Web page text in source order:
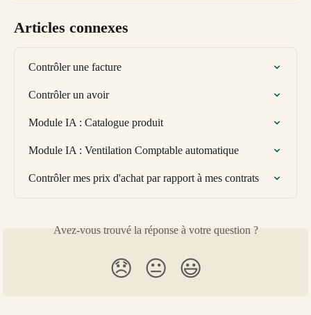
Articles connexes
Contrôler une facture
Contrôler un avoir
Module IA : Catalogue produit
Module IA : Ventilation Comptable automatique
Contrôler mes prix d'achat par rapport à mes contrats
Avez-vous trouvé la réponse à votre question ?
😞 😐 😃